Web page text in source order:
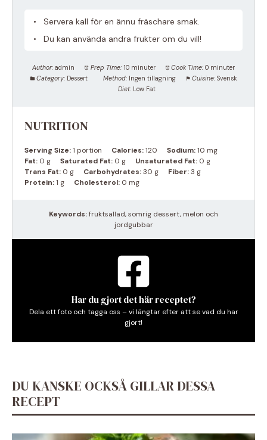
Servera kall för en ännu fräschare smak.
Du kan använda andra frukter om du vill!
Author: admin Prep Time: 10 minuter Cook Time: 0 minuter
Category: Dessert Method: Ingen tillagning Cuisine: Svensk
Diet: Low Fat
NUTRITION
Serving Size:1 portion Calories:120 Sodium:10 mg
Fat: 0 g Saturated Fat: 0 g Unsaturated Fat: 0 g
Trans Fat: 0 g Carbohydrates:30 g Fiber:3 g
Protein:1 g Cholesterol: 0 mg
Keywords:fruktsallad, somrig dessert, melon och
jordgubbar
Har du gjort det här receptet?
Dela ett foto och tagga oss – vi längtar efter att se vad du har
gjort!
DU KANSKE OCKSÅ GILLAR DESSA
RECEPT